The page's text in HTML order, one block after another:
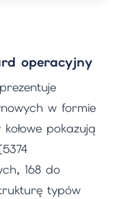
operacyjny
w formie
pokazują
168 do
typów